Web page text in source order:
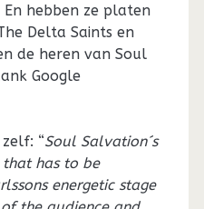
En hebben ze platen
Delta Saints en
de heren van Soul
Google
“Soul Salvation´s
has to be
energetic stage